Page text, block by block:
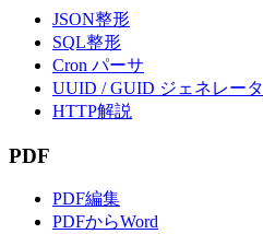
JSON整形
SQL整形
Cron パーサ
UUID / GUID ジェネレータ
HTTP解説
PDF
PDF編集
PDFからWord